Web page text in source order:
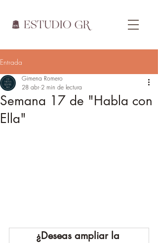
Entrada
Semana 17 de "Habla con
Ella"
Gimena Romero
28 abr 2 min de lectura
¿Deseas ampliar la